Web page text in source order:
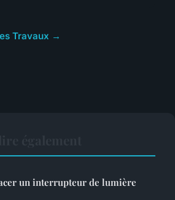
Travaux →
un interrupteur de lumière